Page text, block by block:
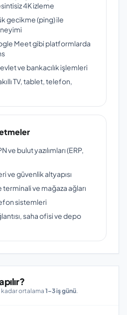
4K izleme
gecikme (ping) ile
Meet gibi platformlarda
ve bankacılık işlemleri
TV, tablet, telefon,
ve bulut yazılımları (ERP,
ve güvenlik altyapısı
terminali ve mağaza ağları
sistemleri
saha ofisi ve depo
ortalama 1–3 iş günü.